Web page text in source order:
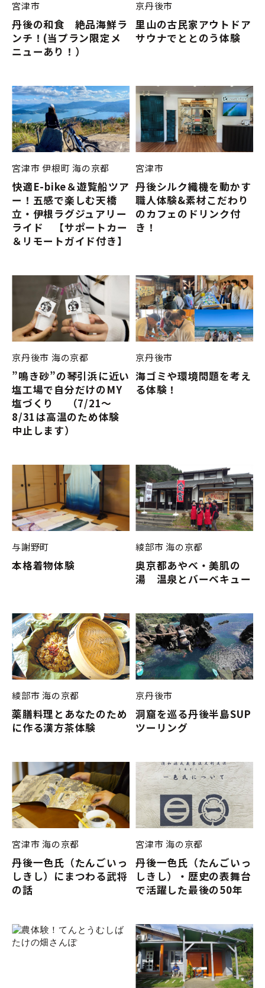
宮津市
丹後の和食 絶品海鮮ラ
ンチ！(当プラン限定メ
ニューあり！）
京丹後市
里山の古民家アウトドア
サウナでととのう体験
宮津市伊根町海の京都
快適E-bike＆遊覧船ツア
ー！五感で楽しむ天橋
立・伊根ラグジュアリー
ライド 【サポートカー
＆リモートガイド付き】
宮津市
丹後シルク織機を動かす
職人体験&素材こだわり
のカフェのドリンク付
き！
京丹後市 海の京都
”鳴き砂”の琴引浜に近い
塩工場で自分だけのMY
塩づくり （7/21～
8/31は高温のため体験
中止します）
京丹後市
海ゴミや環境問題を考え
る体験！
与謝野町
本格着物体験
綾部市海の京都
奥京都あやべ・美肌の
湯 温泉とバーベキュー
綾部市海の京都
薬膳料理とあなたのため
に作る漢方茶体験
京丹後市
洞窟を巡る丹後半島SUP
ツーリング
宮津市海の京都
丹後一色氏（たんごいっ
しきし）にまつわる武将
の話
宮津市海の京都
丹後一色氏（たんごいっ
しきし）・歴史の表舞台
で活躍した最後の50年